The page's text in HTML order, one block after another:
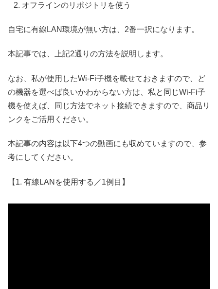
オフラインのリポジトリを使う
自宅に有線LAN環境が無い方は、2番一択になります。
本記事では、上記2通りの方法を説明します。
なお、私が使用したWi-Fi子機を載せておきますので、ど
の機器を選べば良いかわからない方は、私と同じWi-Fi子
機を使えば、同じ方法でネット接続できますので、商品リ
ンクをご活用ください。
本記事の内容は以下4つの動画にも収めていますので、参
考にしてください。
【1. 有線LANを使用する／1例目】